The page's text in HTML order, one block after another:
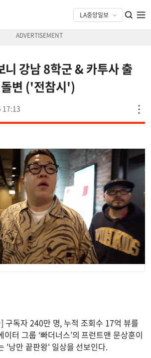
니 강남 8학군 & 카투사 출
변 ('전참시')
17:13
구독자 240만 명, 누적 조회수 17억 뷰를
터 그룹 ‘빠더너스’의 프런트맨 문상훈이
'낭만 끝판왕' 일상을 선보인다.